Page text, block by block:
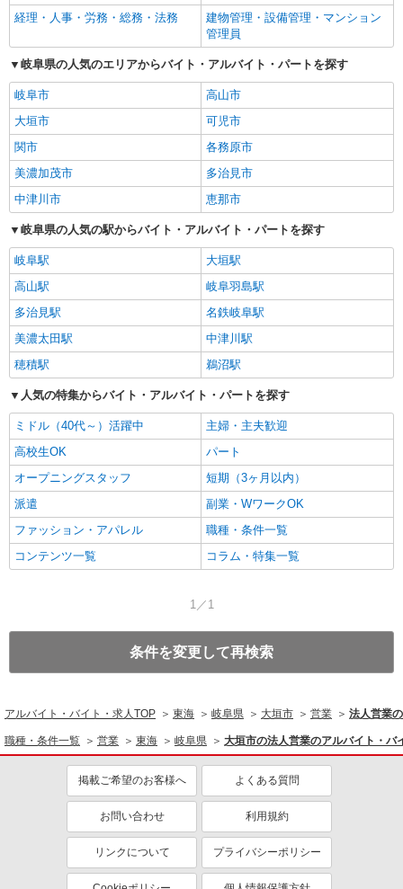
経理・人事・労務・総務・法務
建物管理・設備管理・マンション
管理員
岐阜県の人気のエリアからバイト・アルバイト・パートを探す
岐阜市
高山市
大垣市
可児市
関市
各務原市
美濃加茂市
多治見市
中津川市
恵那市
岐阜県の人気の駅からバイト・アルバイト・パートを探す
岐阜駅
大垣駅
高山駅
岐阜羽島駅
多治見駅
名鉄岐阜駅
美濃太田駅
中津川駅
穂積駅
鵜沼駅
人気の特集からバイト・アルバイト・パートを探す
ミドル（40代～）活躍中
主婦・主夫歓迎
高校生OK
パート
オープニングスタッフ
短期（3ヶ月以内）
派遣
副業・WワークOK
ファッション・アパレル
職種・条件一覧
コンテンツ一覧
コラム・特集一覧
1／1
条件を変更して再検索
アルバイト・バイト・求人TOP 東海 岐阜県 大垣市 営業 法人営業
職種・条件一覧 営業 東海 岐阜県 大垣市の法人営業のアルバイト・バ
掲載ご希望のお客様へ よくある質問
お問い合わせ 利用規約
リンクについて プライバシーポリシー